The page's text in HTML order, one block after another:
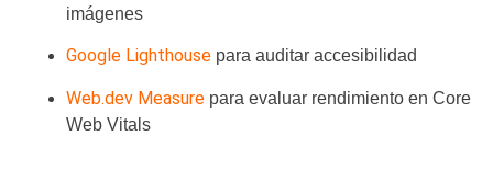
imágenes
Google Lighthouse para auditar accesibilidad
Web.dev Measure para evaluar rendimiento en Core
Web Vitals